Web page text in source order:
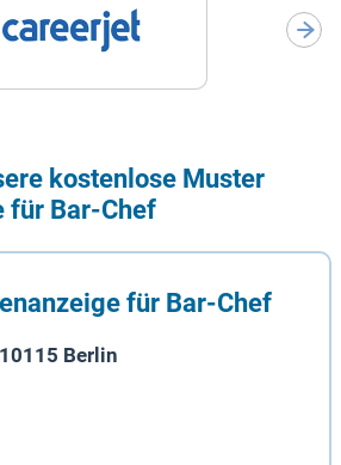
kostenlose Muster
für Bar-Chef
für Bar-Chef
Berlin